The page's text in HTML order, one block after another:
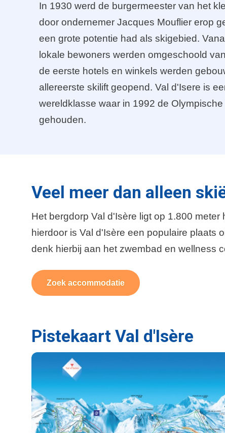
In 1930 werd de burgermeester van het
door ondernemer Jacques Mouflier erop
een grote potentie had als skigebied.
lokale bewoners werden omgeschoold
de eerste hotels en winkels werden
allereerste skilift geopend. Val d'Isere is
wereldklasse waar in 1992 de
gehouden.
Veel meer dan alleen
Het bergdorp Val d'Isère ligt op 1.800
hierdoor is Val d'Isère een populaire plaats
denk hierbij aan het zwembad en wellness
Zoek accommodatie
Pistekaart Val d'Isère